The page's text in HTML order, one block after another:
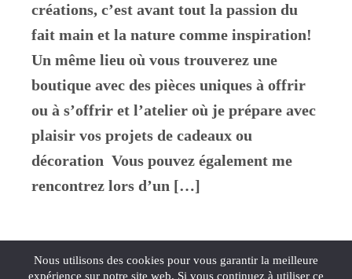
créations, c’est avant tout la passion du
fait main et la nature comme inspiration!
Un même lieu où vous trouverez une
boutique avec des pièces uniques à offrir
ou à s’offrir et l’atelier où je prépare avec
plaisir vos projets de cadeaux ou
décoration Vous pouvez également me
rencontrez lors d’un […]
Nous utilisons des cookies pour vous garantir la meilleure
expérience sur notre site web. Si vous continuez à utiliser ce